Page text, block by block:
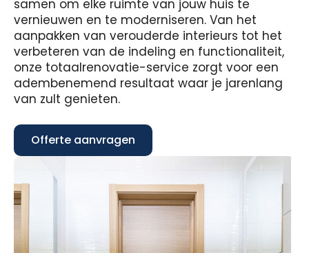
samen om elke ruimte van jouw huis te
vernieuwen en te moderniseren. Van het
aanpakken van verouderde interieurs tot het
verbeteren van de indeling en functionaliteit,
onze totaalrenovatie-service zorgt voor een
adembenemend resultaat waar je jarenlang
van zult genieten.
Offerte aanvragen